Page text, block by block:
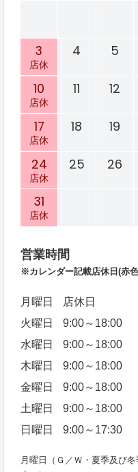
3
店休
4 5
10
店休
11 12
17
店休
18 19
24
店休
25 26
31
店休
営業時間
※カレンダー記載店休日 (赤
月曜日
店休日
火曜日
9:00～18:00
水曜日
9:00～18:00
木曜日
9:00～18:00
金曜日
9:00～18:00
土曜日
9:00～18:00
日曜日
9:00～17:30
月曜日（Ｇ／Ｗ・夏季及び